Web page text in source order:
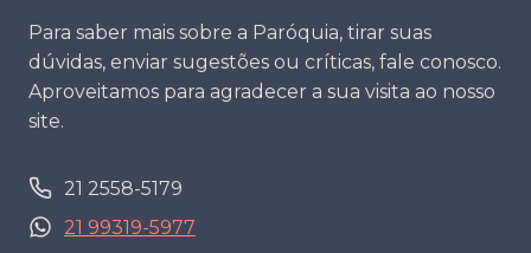
Para saber mais sobre a Paróquia, tirar suas
dúvidas, enviar sugestões ou críticas, fale conosco.
Aproveitamos para agradecer a sua visita ao nosso
site.
21 2558-5179
21 99319-5977